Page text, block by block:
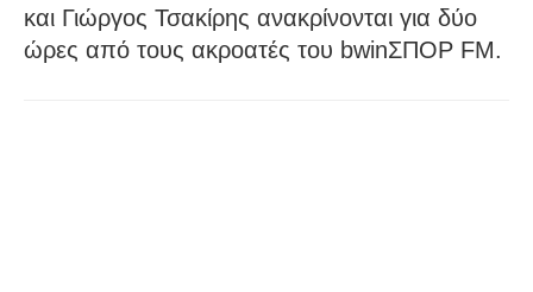
και Γιώργος Τσακίρης ανακρίνονται για δύο
ώρες από τους ακροατές του bwinΣΠΟΡ FM.